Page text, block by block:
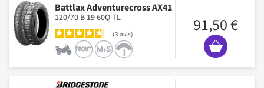
Battlax Adventurecross AX41
120/70 B 19 60Q TL
3 avis 91,50 €